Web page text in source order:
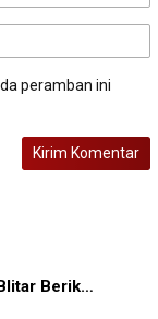
peramban ini
Berik…